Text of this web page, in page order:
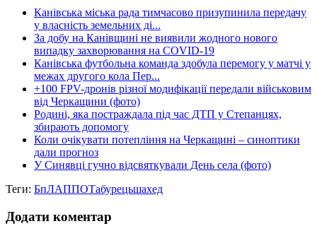
Канівська міська рада тимчасово призупинила передачу
у власність земельних ді...
За добу на Канівщині не виявили жодного нового
випадку захворювання на COVID-19
Канівська футбольна команда здобула перемогу у матчі у
межах другого кола Пер...
+100 FPV-дронів різної модифікації передали військовим
від Черкащини (фото)
Родині, яка постраждала під час ДТП у Степанцях,
збирають допомогу
Коли очікувати потепління на Черкащині – синоптики
дали прогноз
У Синявці гучно відсвяткували День села (фото)
Теги: БпЛАППОТабурецьшахед
Додати коментар